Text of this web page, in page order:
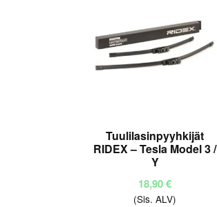
Tuulilasinpyyhkijät
RIDEX – Tesla Model 3 /
Y
18,90€
(Sis. ALV)